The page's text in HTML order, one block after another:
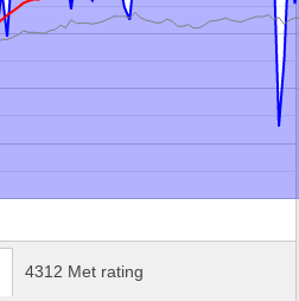
4312 Met rating